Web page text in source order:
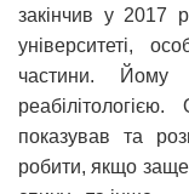
закінчив у 2017
університеті,
частини. Йому
показував та
робити, якщо